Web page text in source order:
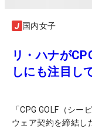
国内女子
リ・ハナが
しにも注目し
「CPG GOLF（シ
ウェア契約を締結し